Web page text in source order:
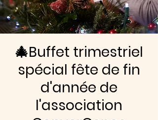
🎄Buffet trimestriel
spécial fête de fin
d'année de
l'association